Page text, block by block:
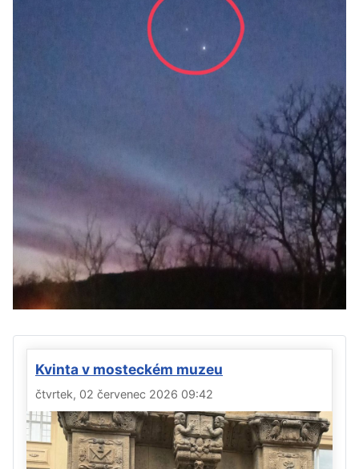
Kvinta v mosteckém muzeu
čtvrtek, 02 červenec 2026 09:42